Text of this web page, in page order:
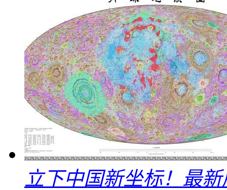
立下中国新坐标！最